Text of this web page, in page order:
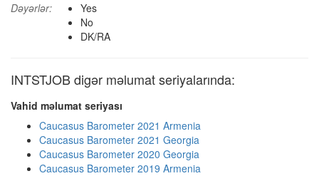
Dəyərlər:
Yes
No
DK/RA
INTSTJOB digər məlumat seriyalarında:
Vahid məlumat seriyası
Caucasus Barometer 2021 Armenia
Caucasus Barometer 2021 Georgia
Caucasus Barometer 2020 Georgia
Caucasus Barometer 2019 Armenia